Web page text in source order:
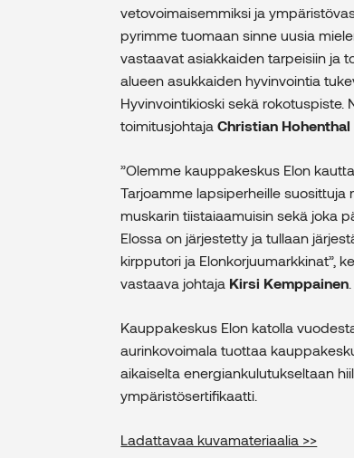
vetovoimaisemmiksi ja
pyrimme tuomaan sinne uusia
vastaavat asiakkaiden tarpeisiin ja
alueen asukkaiden hyvinvointia
Hyvinvointikioski sekä rokotuspiste.
toimitusjohtajaChristian Hohenthal
”Olemme kauppakeskus Elon
Tarjoamme lapsiperheille suosittuja
muskarin tiistaiaamuisin sekä joka
Elossa on järjestetty ja tullaan
kirpputori ja Elonkorjuumarkkinat”,
vastaava johtaja Kirsi Kemppainen
Kauppakeskus Elon katolla
aurinkovoimala tuottaa
aikaiselta energiankulutukseltaan
ympäristösertifikaatti.
Ladattavaa kuvamateriaalia >>